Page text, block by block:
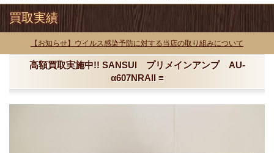
買取実績
【お知らせ】ウイルス感染予防に対する当店の取り組みについて
高額買取実施中!! SANSUI プリメインアンプ AU-
α607NRAII ≡